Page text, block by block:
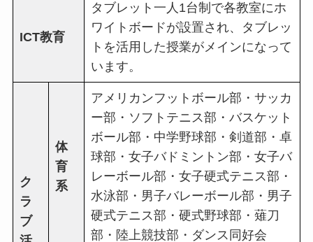
ICT教育
タブレット一人1台制で各教室にホ
ワイトボードが設置され、タブレッ
トを活用した授業がメインになって
います。
ク
ラ
ブ
体
育
系
アメリカンフットボール部・サッカ
ー部・ソフトテニス部・バスケット
ボール部・中学野球部・剣道部・卓
球部・女子バドミントン部・女子バ
レーボール部・女子硬式テニス部・
水泳部・男子バレーボール部・男子
硬式テニス部・硬式野球部・薙刀
部・陸上競技部・ダンス同好会